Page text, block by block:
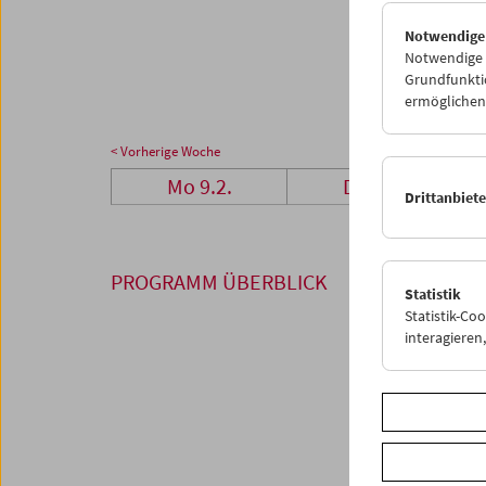
02
< Vorherige Woche
Mo 9.2. Di 10.2.
PROGRAMM ÜBERBLICK
Notwendige
Statistik
Statistik-